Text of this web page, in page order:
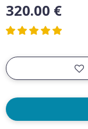
320.00 €